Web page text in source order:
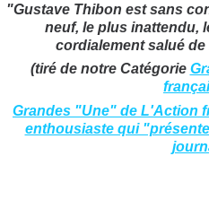
"Gustave Thibon est sans
neuf, le plus inattendu,
cordialement salué
(tiré de notre Catégorie
Grandes "Une" de L'Action
enthousiaste qui